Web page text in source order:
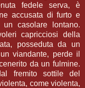
fedele serva, è
accusata di furto e
casolare lontano.
capricciosi della
posseduta da un
viandante, perde il
da un fulmine.
fremito sottile del
come violenta,